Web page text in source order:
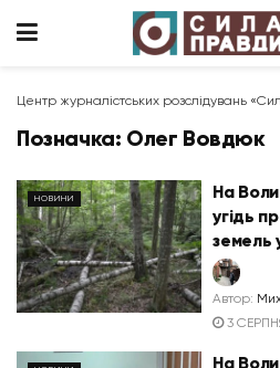
Центр журналістських розслідувань
Позначка: Олег Вовдюк
НОВИНИ
На
угідь
земель
Автор:
3
На